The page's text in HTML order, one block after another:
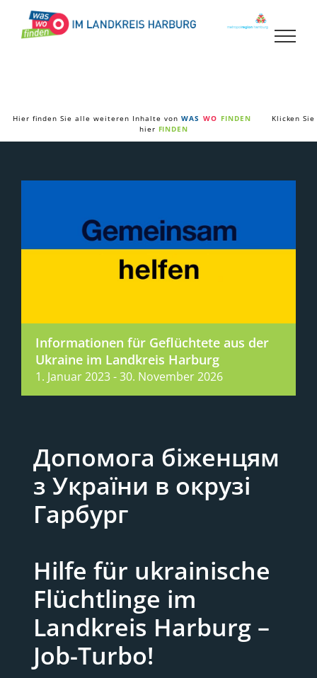
Inhalt
springen
Hier finden Sie alle weiteren Inhalte von WAS WO FINDEN
Klicken Sie
hier FINDEN
Informationen für Geflüchtete aus der
Ukraine im Landkreis Harburg
1. Januar 2023-30. November 2026
Допомога біженцям
з України в окрузі
Гарбург
Hilfe für ukrainische
Flüchtlinge im
Landkreis Harburg –
Job-Turbo!